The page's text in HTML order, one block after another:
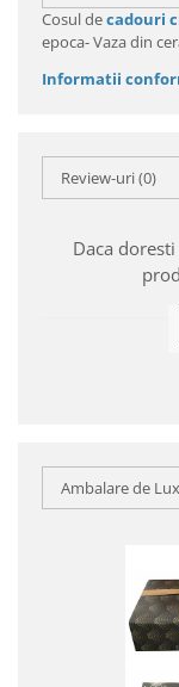
Cosul decadouri
epoca- Vaza din
Informatii
Review-uri(0)
Daca
Ambalare de Lux